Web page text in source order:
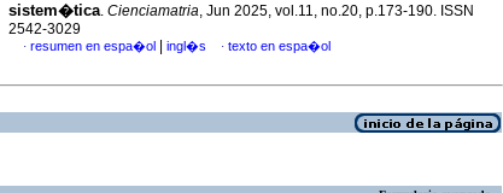
sistem�tica. Cienciamatria, Jun 2025, vol.11, no.20, p.173-190. ISSN
2542-3029
· resumen en espa�ol ingl�s · texto en espa�ol